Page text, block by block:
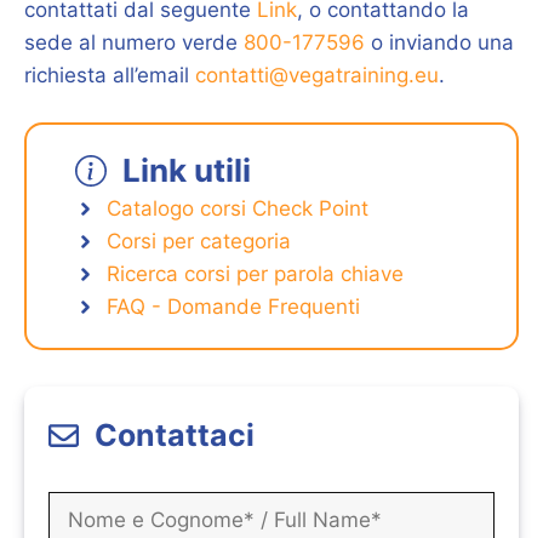
contattati dal seguente Link, o contattando la
sede al numero verde 800-177596 o inviando una
richiesta all’email contatti@vegatraining.eu.
Link utili
Catalogo corsi Check Point
Corsi per categoria
Ricerca corsi per parola chiave
FAQ - Domande Frequenti
Contattaci